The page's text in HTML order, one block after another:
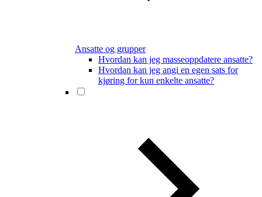
Ansatte og grupper
Hvordan kan jeg masseoppdatere ansatte?
Hvordan kan jeg angi en egen sats for
kjøring for kun enkelte ansatte?